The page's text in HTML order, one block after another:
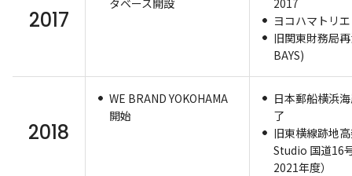
2017
タベース開設
2017
ヨコハマトリ
旧関東財務局
BAYS)
2018
WE BRAND YOKOHAMA
開始
日本郵船横浜
了
旧東横線跡地
Studio 国道16
2021年度）